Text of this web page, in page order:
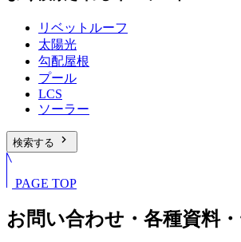
リベットルーフ
太陽光
勾配屋根
プール
LCS
ソーラー
検索する chevron_right
PAGE TOP
お問い合わせ・各種資料